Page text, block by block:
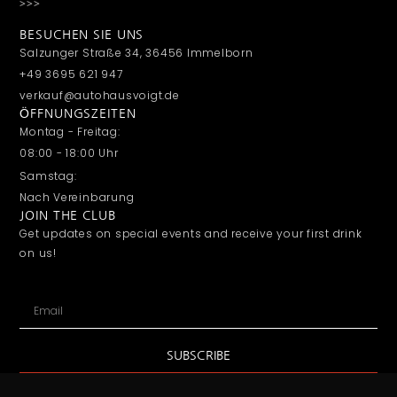
>>>
BESUCHEN SIE UNS
Salzunger Straße 34, 36456 Immelborn
+49 3695 621 947
verkauf@autohausvoigt.de
ÖFFNUNGSZEITEN
Montag - Freitag:
08:00 - 18:00 Uhr
Samstag:
Nach Vereinbarung
JOIN THE CLUB
Get updates on special events and receive your first drink
on us!
SUBSCRIBE